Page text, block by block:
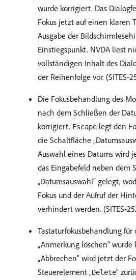
wurde korrigiert. Das
Fokus jetzt auf einen klaren
Ausgabe der
Einstiegspunkt. NVDA liest
vollständigen Inhalt des
der Reihenfolge vor. (SITES-
Die Fokusbehandlung des
nach dem Schließen der
korrigiert. Escape legt den
die Schaltfläche
Auswahl eines Datums wird
das Eingabefeld neben dem
„Datumsauswahl“ gelegt,
Fokus und der Aufruf der
verhindert werden. (SITES-
Tastaturfokusbehandlung für
„Anmerkung löschen“
„Abbrechen“ wird jetzt der
Steuerelement „Delete“